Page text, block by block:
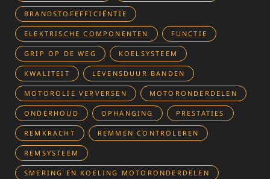
BRANDSTOFEFFICIËNTIE
ELEKTRISCHE COMPONENTEN FUNCTIE
GRIP OP DE WEG KOELSYSTEEM
KWALITEIT LEVENSDUUR BANDEN
MOTOROLIE VERVERSEN MOTORONDERDELEN
ONDERHOUD OPHANGING PRESTATIES
REMKRACHT REMMEN CONTROLEREN
REMSYSTEEM
SMERING EN KOELING MOTORONDERDELEN